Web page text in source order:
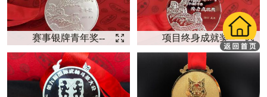
赛事银牌青年奖--
【银牌定制】
项目终身成就奖--
【纯银奖牌】